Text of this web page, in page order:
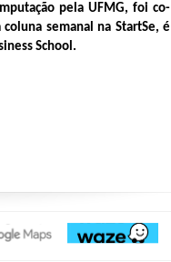
pela UFMG, foi co-
semanal na StartSe, é
School.